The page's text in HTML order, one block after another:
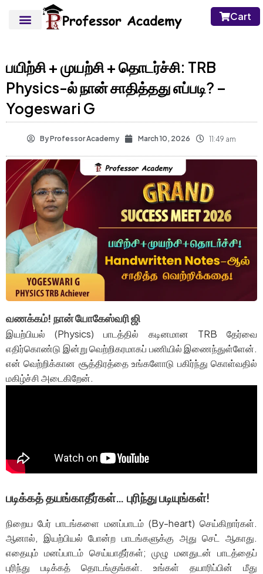
Cart
பயிற்சி + முயற்சி + தொடர்ச்சி: TRB
Physics-ல் நான் சாதித்தது எப்படி? –
Yogeswari G
ByProfessor Academy March 10, 2026 11:49 am
வணக்கம்! நான் யோகேஸ்வரி ஜி
இயற்பியல் (Physics) பாடத்தில் கடினமான TRB தேர்வை
எதிர்கொண்டு இன்று வெற்றிகரமாகப் பணியில் இணைந்துள்ளேன்.
என் வெற்றிக்கான சூத்திரத்தை உங்களோடு பகிர்ந்து கொள்வதில்
மகிழ்ச்சி அடைகிறேன்.
படிக்கத் தயங்காதீர்கள்… புரிந்து படியுங்கள்!
நிறைய பேர் பாடங்களை மனப்பாடம் (By-heart) செய்கிறார்கள்.
ஆனால், இயற்பியல் போன்ற பாடங்களுக்கு அது செட் ஆகாது.
எதையும் மனப்பாடம் செய்யாதீர்கள்; முழு மனதுடன் பாடத்தைப்
புரிந்து படிக்கத் தொடங்குங்கள். உங்கள் தயாரிப்பின் மீது